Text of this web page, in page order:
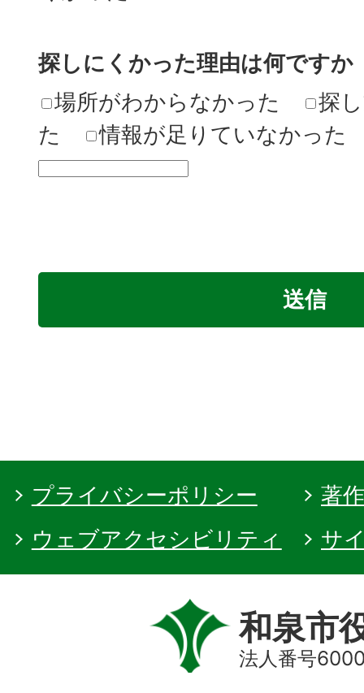
探しにくかった理由は何ですか
場所がわからなかった
探
た
情報が足りていなかった
プライバシーポリシー
著
ウェブアクセシビリティ
サ
和泉市
法人番号